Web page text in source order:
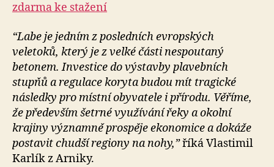
zdarma ke stažení
“Labe je jedním z posledních evropských
veletoků, který je z velké části nespoutaný
betonem. Investice do výstavby plavebních
stupňů a regulace koryta budou mít tragické
následky pro místní obyvatele i přírodu. Věříme,
že především šetrné využívání řeky a okolní
krajiny významně prospěje ekonomice a dokáže
postavit chudší regiony na nohy,”říká Vlastimil
Karlík z Arniky.